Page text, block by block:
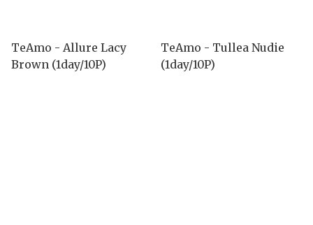
TeAmo - Allure Lacy
Brown (1day/10P)
TeAmo - Tullea Nudie
(1day/10P)